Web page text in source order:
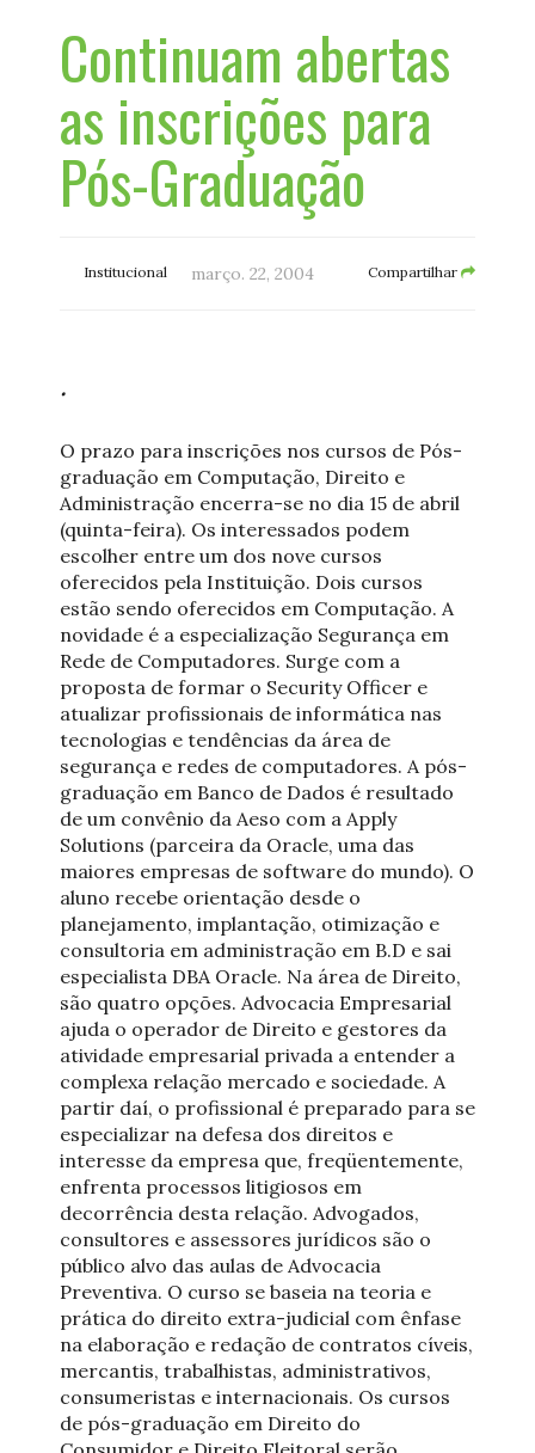
Continuam abertas
as inscrições para
Pós-Graduação
Institucional março. 22, 2004 Compartilhar
.
O prazo para inscrições nos cursos de Pós-
graduação em Computação, Direito e
Administração encerra-se no dia 15 de abril
(quinta-feira). Os interessados podem
escolher entre um dos nove cursos
oferecidos pela Instituição. Dois cursos
estão sendo oferecidos em Computação. A
novidade é a especialização Segurança em
Rede de Computadores. Surge com a
proposta de formar o Security Officer e
atualizar profissionais de informática nas
tecnologias e tendências da área de
segurança e redes de computadores. A pós-
graduação em Banco de Dados é resultado
de um convênio da Aeso com a Apply
Solutions (parceira da Oracle, uma das
maiores empresas de software do mundo). O
aluno recebe orientação desde o
planejamento, implantação, otimização e
consultoria em administração em B.D e sai
especialista DBA Oracle. Na área de Direito,
são quatro opções. Advocacia Empresarial
ajuda o operador de Direito e gestores da
atividade empresarial privada a entender a
complexa relação mercado e sociedade. A
partir daí, o profissional é preparado para se
especializar na defesa dos direitos e
interesse da empresa que, freqüentemente,
enfrenta processos litigiosos em
decorrência desta relação. Advogados,
consultores e assessores jurídicos são o
público alvo das aulas de Advocacia
Preventiva. O curso se baseia na teoria e
prática do direito extra-judicial com ênfase
na elaboração e redação de contratos cíveis,
mercantis, trabalhistas, administrativos,
consumeristas e internacionais. Os cursos
de pós-graduação em Direito do